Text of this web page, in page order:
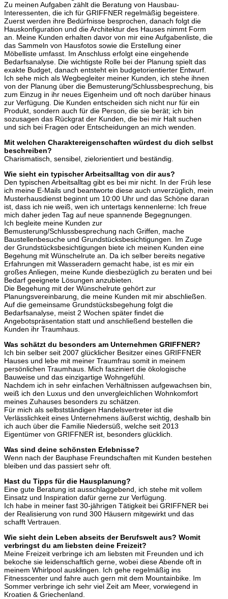
Zu meinen Aufgaben zählt die Beratung von Hausbau-
Interessenten, die ich für GRIFFNER regelmäßig begeistere.
Zuerst werden ihre Bedürfnisse besprochen, danach folgt die
Hauskonfiguration und die Architektur des Hauses nimmt Form
an. Meine Kunden erhalten davor von mir eine Aufgabenliste, die
das Sammeln von Hausfotos sowie die Erstellung einer
Möbelliste umfasst. Im Anschluss erfolgt eine eingehende
Bedarfsanalyse. Die wichtigste Rolle bei der Planung spielt das
exakte Budget, danach entsteht ein budgetorientierter Entwurf.
Ich sehe mich als Wegbegleiter meiner Kunden, ich stehe ihnen
von der Planung über die Bemusterung/Schlussbesprechung, bis
zum Einzug in ihr neues Eigenheim und oft noch darüber hinaus
zur Verfügung. Die Kunden entscheiden sich nicht nur für ein
Produkt, sondern auch für die Person, die sie berät; ich bin
sozusagen das Rückgrat der Kunden, die bei mir Halt suchen
und sich bei Fragen oder Entscheidungen an mich wenden.
Mit welchen Charaktereigenschaften würdest du dich selbst
beschreiben?
Charismatisch, sensibel, zielorientiert und beständig.
Wie sieht ein typischer Arbeitsalltag von dir aus?
Den typischen Arbeitsalltag gibt es bei mir nicht. In der Früh lese
ich meine E-Mails und beantworte diese auch unverzüglich, mein
Musterhausdienst beginnt um 10:00 Uhr und das Schöne daran
ist, dass ich nie weiß, wen ich untertags kennenlerne: Ich freue
mich daher jeden Tag auf neue spannende Begegnungen.
Ich begleite meine Kunden zur
Bemusterung/Schlussbesprechung nach Griffen, mache
Baustellenbesuche und Grundstücksbesichtigungen. Im Zuge
der Grundstücksbesichtigungen biete ich meinen Kunden eine
Begehung mit Wünschelrute an. Da ich selber bereits negative
Erfahrungen mit Wasseradern gemacht habe, ist es mir ein
großes Anliegen, meine Kunde diesbezüglich zu beraten und bei
Bedarf geeignete Lösungen anzubieten.
Die Begehung mit der Wünschelrute gehört zur
Planungsvereinbarung, die meine Kunden mit mir abschließen.
Auf die gemeinsame Grundstücksbegehung folgt die
Bedarfsanalyse, meist 2 Wochen später findet die
Angebotspräsentation statt und anschließend bestellen die
Kunden ihr Traumhaus.
Was schätzt du besonders am Unternehmen GRIFFNER?
Ich bin selber seit 2007 glücklicher Besitzer eines GRIFFNER
Hauses und lebe mit meiner Traumfrau somit in meinem
persönlichen Traumhaus. Mich fasziniert die ökologische
Bauweise und das einzigartige Wohngefühl.
Nachdem ich in sehr einfachen Verhältnissen aufgewachsen bin,
weiß ich den Luxus und den unvergleichlichen Wohnkomfort
meines Zuhauses besonders zu schätzen.
Für mich als selbstständigen Handelsvertreter ist die
Verlässlichkeit eines Unternehmens äußerst wichtig, deshalb bin
ich auch über die Familie Niedersüß, welche seit 2013
Eigentümer von GRIFFNER ist, besonders glücklich.
Was sind deine schönsten Erlebnisse?
Wenn nach der Bauphase Freundschaften mit Kunden bestehen
bleiben und das passiert sehr oft.
Hast du Tipps für die Hausplanung?
Eine gute Beratung ist ausschlaggebend, ich stehe mit vollem
Einsatz und Inspiration dafür gerne zur Verfügung.
Ich habe in meiner fast 30-jährigen Tätigkeit bei GRIFFNER bei
der Realisierung von rund 300 Häusern mitgewirkt und das
schafft Vertrauen.
Wie sieht dein Leben abseits der Berufswelt aus? Womit
verbringst du am liebsten deine Freizeit?
Meine Freizeit verbringe ich am liebsten mit Freunden und ich
bekoche sie leidenschaftlich gerne, wobei diese Abende oft in
meinem Whirlpool ausklingen. Ich gehe regelmäßig ins
Fitnesscenter und fahre auch gern mit dem Mountainbike. Im
Sommer verbringe ich sehr viel Zeit am Meer, vorwiegend in
Kroatien & Griechenland.